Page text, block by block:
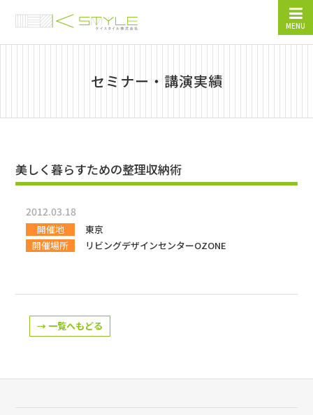
MENU
セミナー・講演実績
美しく暮らすための整理収納術
2012.03.18
開催地
東京
開催場所
リビングデザインセンターOZONE
→ 一覧へもどる